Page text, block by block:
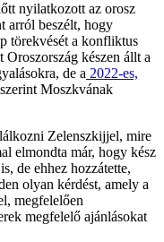
nyilatkozott az orosz
arról beszélt, hogy
törekvését a konfliktus
Oroszország készen állt a
de a 2022-es,
Moszkvának
Zelenszkijjel, mire
elmondta már, hogy kész
de ehhez hozzátette,
olyan kérdést, amely a
megfelelően
megfelelő ajánlásokat